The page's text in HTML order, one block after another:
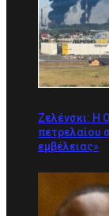
Ζελένσκι: Η
πετρελαίου
εμβέλειας»